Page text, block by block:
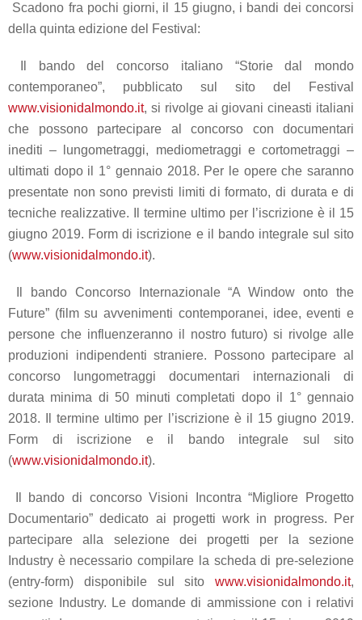
Scadono fra pochi giorni, il 15 giugno, i bandi dei concorsi
della quinta edizione del Festival:
Il bando del concorso italiano“Storie dal mondo
contemporaneo”, pubblicato sul sito del Festival
www.visionidalmondo.it, si rivolge ai giovani cineasti italiani
che possono partecipare al concorso con documentari
inediti – lungometraggi, mediometraggi e cortometraggi –
ultimati dopo il
1° gennaio 2018. Per le opere che saranno
presentate non sono previsti limiti di formato, di durata e di
tecniche realizzative.
l termine ultimo per l’iscrizione è il 15
giugno 2019. Form di iscrizione e il bando integrale sul sito
(www.visionidalmondo.it).
Il bando Concorso Internazionale “A Window onto the
Future” (film su avvenimenti contemporanei, idee, eventi e
persone che influenzeranno il nostro futuro) si rivolge alle
produzioni indipendenti straniere. Possono partecipare al
concorso
lungometraggi documentari internazionali di
durata minima di 50 minuticompletati dopo il 1° gennaio
2018. Iltermine ultimo per l’iscrizione è il 15 giugno 2019.
Form di iscrizione e il bando integrale sul sito
(www.visionidalmondo.it).
bando di concorso Visioni Incontra “Migliore Progetto
Documentario” dedicato ai progetti work in progress.
Per
partecipare alla selezione dei progetti per la sezione
Industry è necessario compilare la scheda di pre-selezione
(entry-form) disponibile sul sito www.visionidalmondo.it,
sezione Industry. Le domande di ammissione con i relativi